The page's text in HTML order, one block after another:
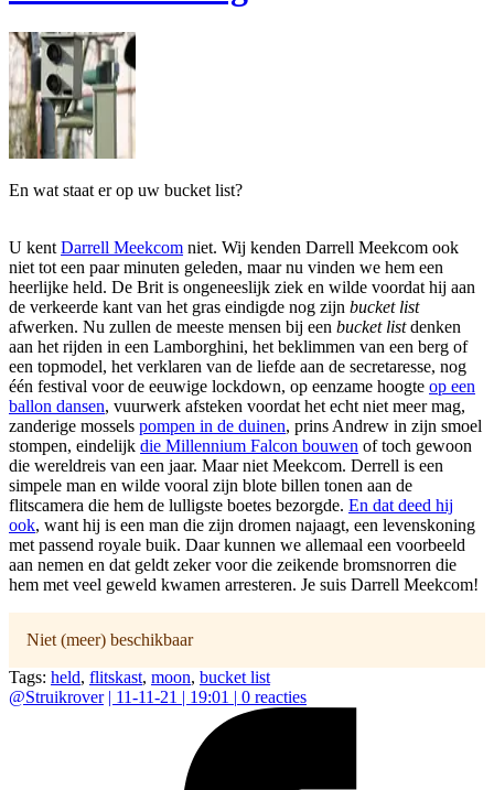
En wat staat er op uw bucket list?
U kent Darrell Meekcom niet. Wij kenden Darrell Meekcom ook
niet tot een paar minuten geleden, maar nu vinden we hem een
heerlijke held. De Brit is ongeneeslijk ziek en wilde voordat hij aan
de verkeerde kant van het gras eindigde nog zijn bucket list
afwerken. Nu zullen de meeste mensen bij een bucket listdenken
aan het rijden in een Lamborghini, het beklimmen van een berg of
een topmodel, het verklaren van de liefde aan de secretaresse, nog
één festival voor de eeuwige lockdown, op eenzame hoogte op een
ballon dansen, vuurwerk afsteken voordat het echt niet meer mag,
zanderige mossels pompen in de duinen, prins Andrew in zijn smoel
stompen, eindelijk die Millennium Falcon bouwen of toch gewoon
die wereldreis van een jaar. Maar niet Meekcom. Derrell is een
simpele man en wilde vooral zijn blote billen tonen aan de
flitscamera die hem de lulligste boetes bezorgde. En dat deed hij
ook, want hij is een man die zijn dromen najaagt, een levenskoning
met passend royale buik. Daar kunnen we allemaal een voorbeeld
aan nemen en dat geldt zeker voor die zeikende bromsnorren die
hem met veel geweld kwamen arresteren. Je suis Darrell Meekcom!
Niet (meer) beschikbaar
Tags: held, flitskast, moon, bucket list
@Struikrover | 11-11-21 | 19:01 | 0 reacties